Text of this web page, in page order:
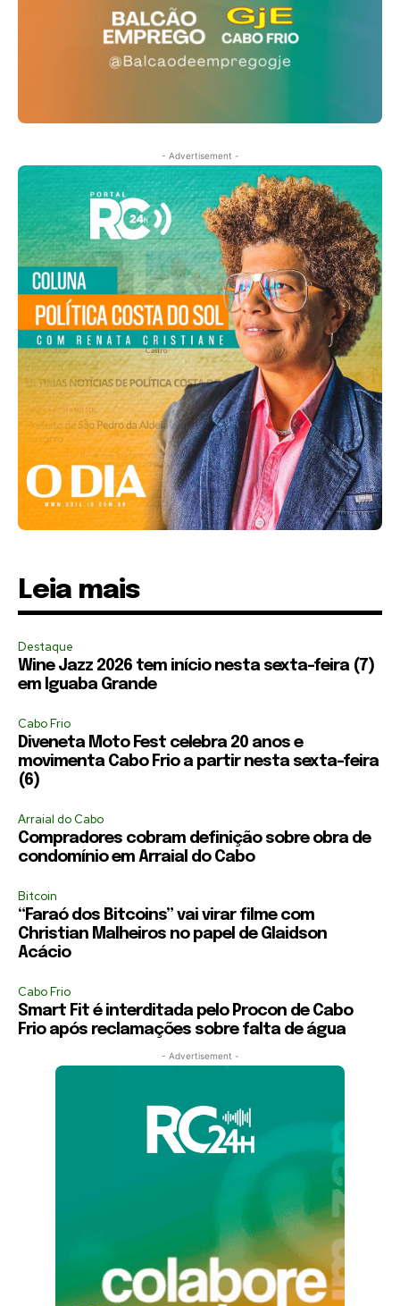
- Advertisement -
Leia mais
Destaque
Wine Jazz 2026 tem início nesta sexta-feira (7)
em Iguaba Grande
Cabo Frio
Diveneta Moto Fest celebra 20 anos e
movimenta Cabo Frio a partir nesta sexta-feira
(6)
Arraial do Cabo
Compradores cobram definição sobre obra de
condomínio em Arraial do Cabo
Bitcoin
“Faraó dos Bitcoins” vai virar filme com
Christian Malheiros no papel de Glaidson
Acácio
Cabo Frio
Smart Fit é interditada pelo Procon de Cabo
Frio após reclamações sobre falta de água
- Advertisement -